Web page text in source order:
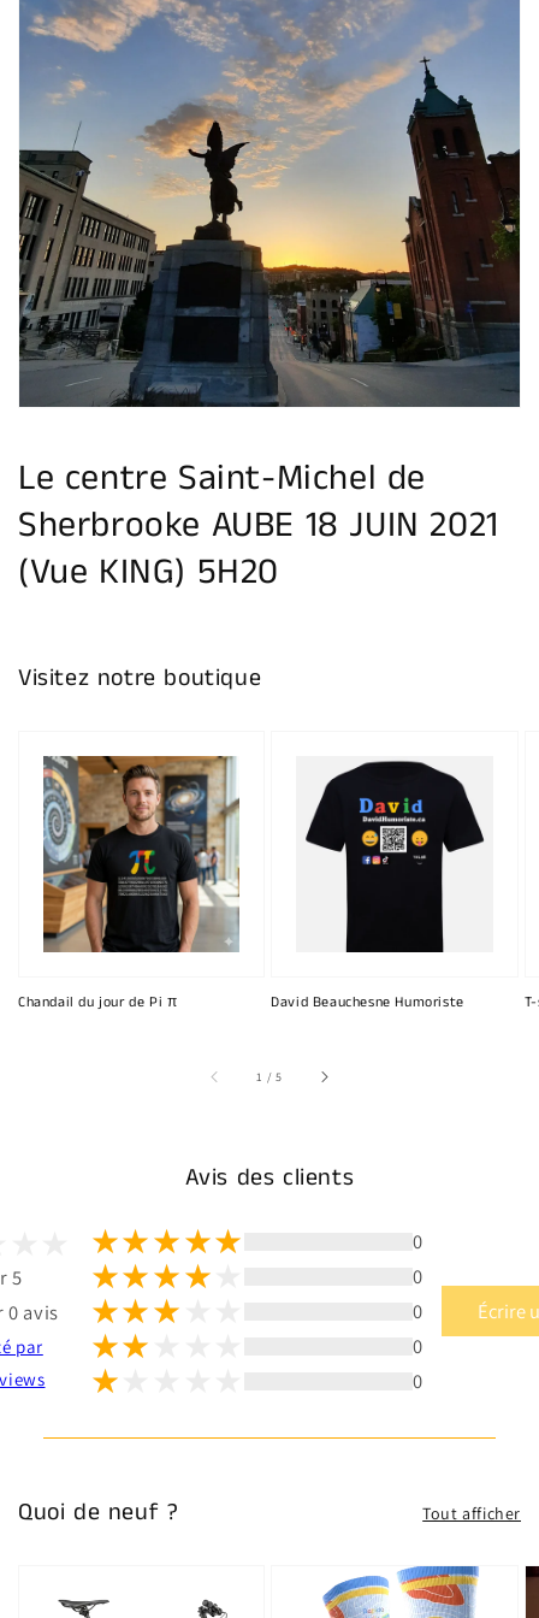
Ouvrir
1
des
supports
multimédia
dans
la
vue
de
Le centre Saint-Michel de
Sherbrooke AUBE 18 JUIN 2021
(Vue KING) 5H20
Visitez notre boutique
Chandail du jour de Pi π David Beauchesne Humoriste
1 /sur
5
Avis des clients
5
0 avis
par
0
0
0
0
0
Écrire
Quoi de neuf ? Tout afficher